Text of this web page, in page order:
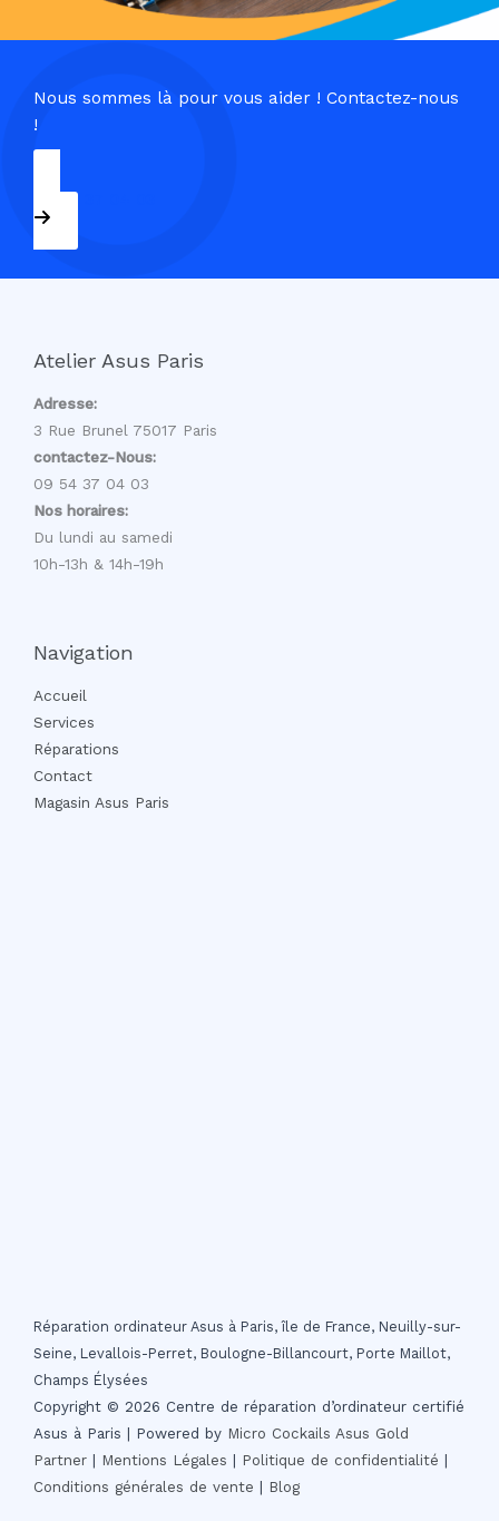
Nous sommes là pour vous aider ! Contactez-nous
!
09 54 37 04 03
Atelier Asus Paris
Adresse:
3 Rue Brunel 75017 Paris
contactez-Nous:
09 54 37 04 03
Nos horaires:
Du lundi au samedi
10h-13h & 14h-19h
Navigation
Accueil
Services
Réparations
Contact
Magasin Asus Paris
Réparation ordinateur Asus à Paris, île de France, Neuilly-sur-
Seine, Levallois-Perret, Boulogne-Billancourt, Porte Maillot,
Champs Élysées
Copyright © 2026 Centre de réparation d’ordinateur certifié
Asus à Paris | Powered by Micro Cockails Asus Gold
Partner | Mentions Légales | Politique de confidentialité |
Conditions générales de vente | Blog